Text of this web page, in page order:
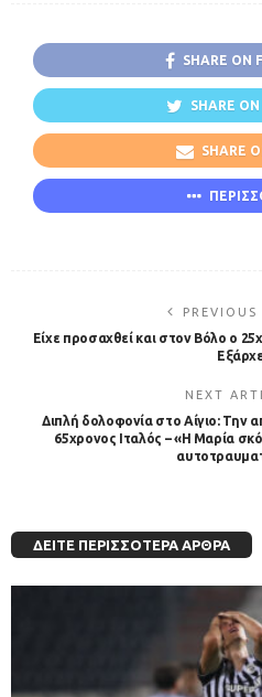
SHARE ON
SHARE
SHARE
PREVIOUS
Είχε προσαχθεί και στον Βόλο ο
NEXT
Διπλή δολοφονία στο Αίγιο: Την
65χρονος Ιταλός – «Η Μαρία
ΔΕΊΤΕ ΠΕΡΙΣΣΌΤΕΡΑ ΆΡΘΡΑ